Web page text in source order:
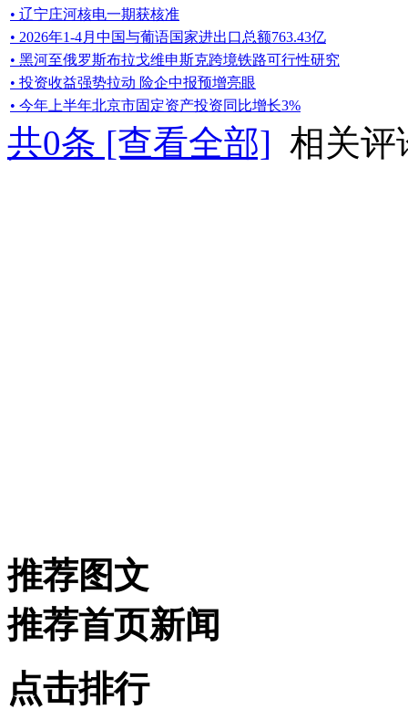
• 辽宁庄河核电一期获核准
• 2026年1-4月中国与葡语国家进出口总额763.43亿
• 黑河至俄罗斯布拉戈维申斯克跨境铁路可行性研究
• 投资收益强势拉动 险企中报预增亮眼
• 今年上半年北京市固定资产投资同比增长3%
共0条 [查看全部] 相关评
推荐图文
推荐首页新闻
点击排行